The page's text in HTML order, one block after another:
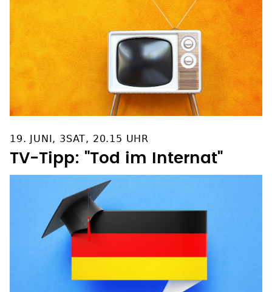
19. JUNI, 3SAT, 20.15 UHR
TV-Tipp: "Tod im Internat"